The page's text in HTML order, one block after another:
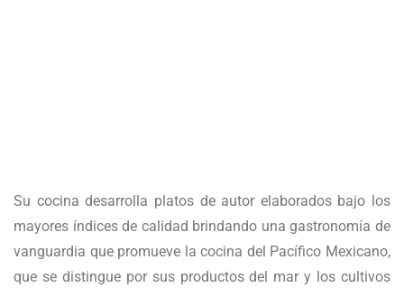
Su cocina desarrolla platos de autor elaborados bajo los
mayores índices de calidad brindando una gastronomía de
vanguardia que promueve la cocina del Pacífico Mexicano,
que se distingue por sus productos del mar y los cultivos